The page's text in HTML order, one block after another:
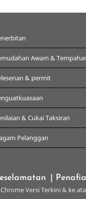
Awam &
& permit
& Cukai Taksiran
Pelanggan
|
Versi Terkini & ke